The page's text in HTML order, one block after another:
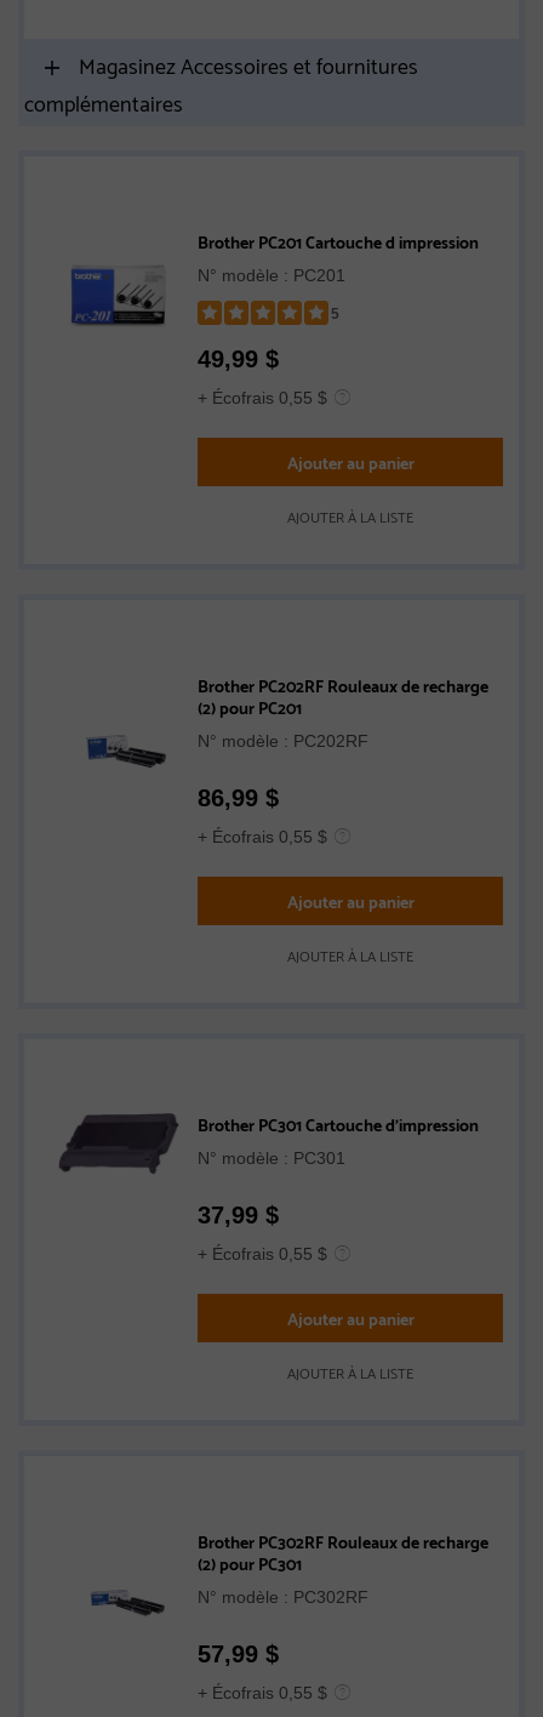
Magasinez Accessoires et fournitures
complémentaires
Brother PC201 Cartouche d impression
N° modèle : PC201
5
5
out
5
49,99 $
+ Écofrais 0,55 $
Ajouter au panier
AJOUTER À LA LISTE
Brother PC202RF Rouleaux de recharge
(2) pour PC201
N° modèle : PC202RF
86,99 $
+ Écofrais 0,55 $
Ajouter au panier
AJOUTER À LA LISTE
Brother PC301 Cartouche d'impression
N° modèle : PC301
37,99 $
+ Écofrais 0,55 $
Ajouter au panier
AJOUTER À LA LISTE
Brother PC302RF Rouleaux de recharge
(2) pour PC301
N° modèle : PC302RF
57,99 $
+ Écofrais 0,55 $